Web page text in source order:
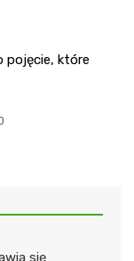
pojęcie, które
się